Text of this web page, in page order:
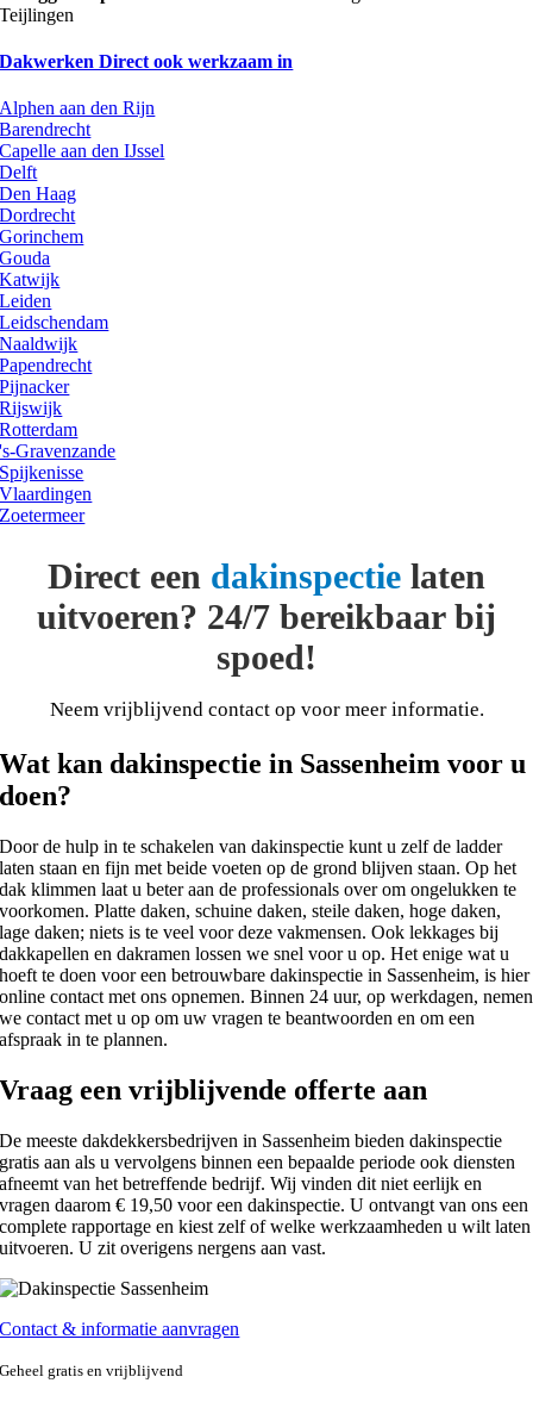
Teijlingen
Dakwerken Direct ook werkzaam in
Alphen aan den Rijn
Barendrecht
Capelle aan den IJssel
Delft
Den Haag
Dordrecht
Gorinchem
Gouda
Katwijk
Leiden
Leidschendam
Naaldwijk
Papendrecht
Pijnacker
Rijswijk
Rotterdam
's-Gravenzande
Spijkenisse
Vlaardingen
Zoetermeer
Direct een dakinspectie laten
uitvoeren? 24/7 bereikbaar bij
spoed!
Neem vrijblijvend contact op voor meer informatie.
Wat kan dakinspectie in Sassenheim voor u
doen?
Door de hulp in te schakelen van dakinspectie kunt u zelf de ladder
laten staan en fijn met beide voeten op de grond blijven staan. Op het
dak klimmen laat u beter aan de professionals over om ongelukken te
voorkomen. Platte daken, schuine daken, steile daken, hoge daken,
lage daken; niets is te veel voor deze vakmensen. Ook lekkages bij
dakkapellen en dakramen lossen we snel voor u op. Het enige wat u
hoeft te doen voor een betrouwbare dakinspectie in Sassenheim, is hier
online contact met ons opnemen. Binnen 24 uur, op werkdagen, nemen
we contact met u op om uw vragen te beantwoorden en om een
afspraak in te plannen.
Vraag een vrijblijvende offerte aan
De meeste dakdekkersbedrijven in Sassenheim bieden dakinspectie
gratis aan als u vervolgens binnen een bepaalde periode ook diensten
afneemt van het betreffende bedrijf. Wij vinden dit niet eerlijk en
vragen daarom € 19,50 voor een dakinspectie. U ontvangt van ons een
complete rapportage en kiest zelf of welke werkzaamheden u wilt laten
uitvoeren. U zit overigens nergens aan vast.
Contact & informatie aanvragen
Geheel gratis en vrijblijvend